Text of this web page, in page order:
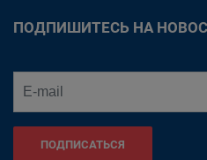
ПОДПИШИТЕСЬ НА
ПОДПИСАТЬСЯ